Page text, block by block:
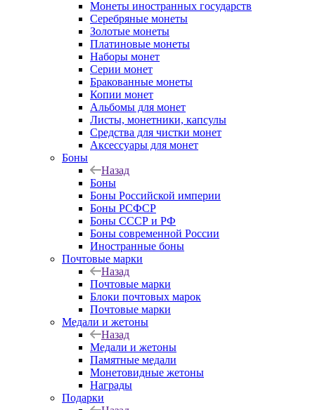
Монеты иностранных государств
Серебряные монеты
Золотые монеты
Платиновые монеты
Наборы монет
Серии монет
Бракованные монеты
Копии монет
Альбомы для монет
Листы, монетники, капсулы
Средства для чистки монет
Аксессуары для монет
Боны
Назад
Боны
Боны Российской империи
Боны РСФСР
Боны СССР и РФ
Боны современной России
Иностранные боны
Почтовые марки
Назад
Почтовые марки
Блоки почтовых марок
Почтовые марки
Медали и жетоны
Назад
Медали и жетоны
Памятные медали
Монетовидные жетоны
Награды
Подарки